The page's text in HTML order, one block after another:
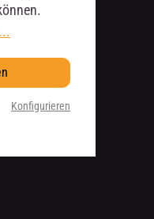
Konfigurieren